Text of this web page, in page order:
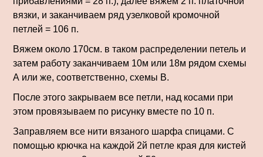
вязки, и заканчиваем ряд узелковой кромочной
петлей = 106 п.
Вяжем около 170см. в таком рас­пределении петель и
затем работу заканчиваем 10м или 18м рядом схемы
А или же, соответственно, схемы В.
После этого закрываем все петли, над косами при
этом провязываем по рисунку вместе по 10 п.
Заправляем все нити вязаного шарфа спицами. С
помощью крючка на каждой 2й петле края для кистей